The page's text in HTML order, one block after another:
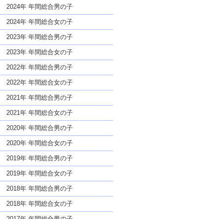
名前であっても奇抜すぎない
2024年 年間総合男の子
2024年 年間総合女の子
2023年 年間総合男の子
2023年 年間総合女の子
2022年 年間総合男の子
2022年 年間総合女の子
2021年 年間総合男の子
2021年 年間総合女の子
2020年 年間総合男の子
2020年 年間総合女の子
2019年 年間総合男の子
2019年 年間総合女の子
2018年 年間総合男の子
2018年 年間総合女の子